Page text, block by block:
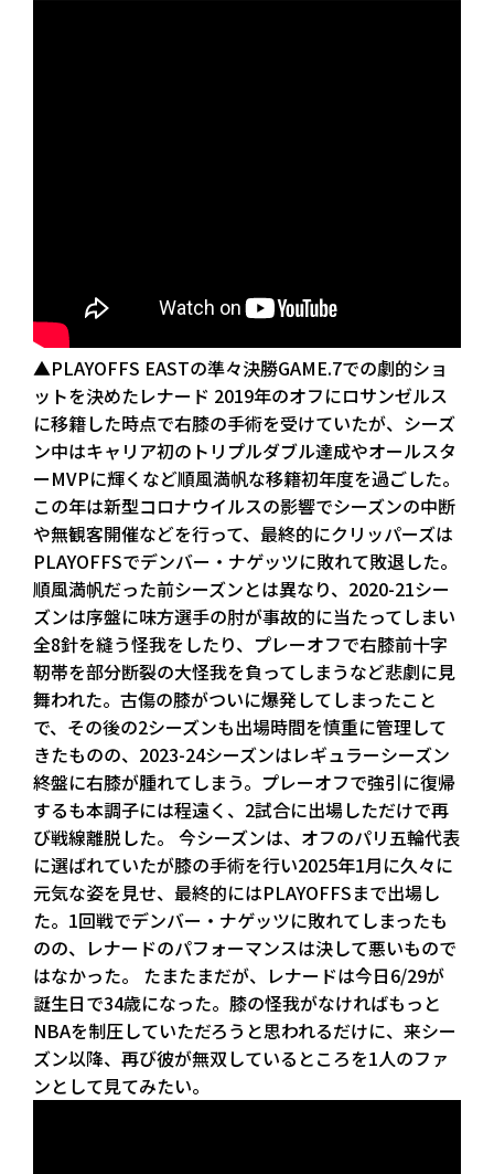
▲PLAYOFFS EASTの準々決勝GAME.7での劇的ショ
ットを決めたレナード 2019年のオフにロサンゼルス
に移籍した時点で右膝の手術を受けていたが、シーズ
ン中はキャリア初のトリプルダブル達成やオールスタ
ーMVPに輝くなど順風満帆な移籍初年度を過ごした。
この年は新型コロナウイルスの影響でシーズンの中断
や無観客開催などを行って、最終的にクリッパーズは
PLAYOFFSでデンバー・ナゲッツに敗れて敗退した。
順風満帆だった前シーズンとは異なり、2020-21シー
ズンは序盤に味方選手の肘が事故的に当たってしまい
全8針を縫う怪我をしたり、プレーオフで右膝前十字
靭帯を部分断裂の大怪我を負ってしまうなど悲劇に見
舞われた。古傷の膝がついに爆発してしまったこと
で、その後の2シーズンも出場時間を慎重に管理して
きたものの、2023-24シーズンはレギュラーシーズン
終盤に右膝が腫れてしまう。プレーオフで強引に復帰
するも本調子には程遠く、2試合に出場しただけで再
び戦線離脱した。 今シーズンは、オフのパリ五輪代表
に選ばれていたが膝の手術を行い2025年1月に久々に
元気な姿を見せ、最終的にはPLAYOFFSまで出場し
た。1回戦でデンバー・ナゲッツに敗れてしまったも
のの、レナードのパフォーマンスは決して悪いもので
はなかった。 たまたまだが、レナードは今日6/29が
誕生日で34歳になった。膝の怪我がなければもっと
NBAを制圧していただろうと思われるだけに、来シー
ズン以降、再び彼が無双しているところを1人のファ
ンとして見てみたい。